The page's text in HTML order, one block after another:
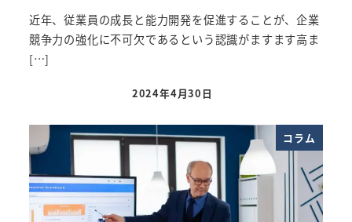
近年、従業員の成長と能力開発を促進することが、企業
競争力の強化に不可欠であるという認識がますます高ま
[…]
投稿日
2024年4月30日
コラム